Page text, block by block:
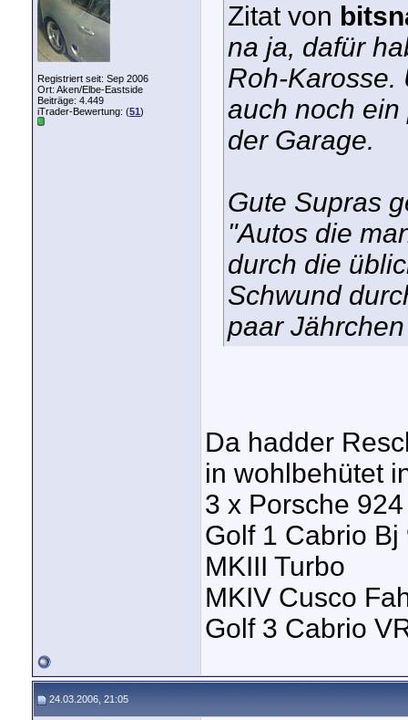
Registriert seit: Sep 2006
Ort: Aken/Elbe-Eastside
Beiträge: 4.449
iTrader-Bewertung: (51)
Zitat von
na ja, dafür
Roh-Karosse.
auch noch
der Garage.
Gute Supras
"Autos die
durch die
Schwund
paar
Da hadder
in wohlbehütet
3 x Porsche 924
Golf 1 Cabrio Bj
MKIII Turbo
MKIV Cusco
Golf 3 Cabrio
24.03.2006, 21:05